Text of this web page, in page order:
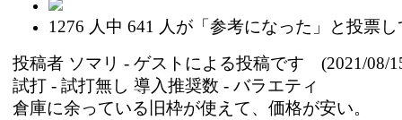
1276 人中 641 人が「参考になった」と投票
投稿者 ソマリ - ゲストによる投稿です (2021/08/
試打 - 試打無し 導入推奨数 - バラエティ
倉庫に余っている旧枠が使えて、価格が安い。